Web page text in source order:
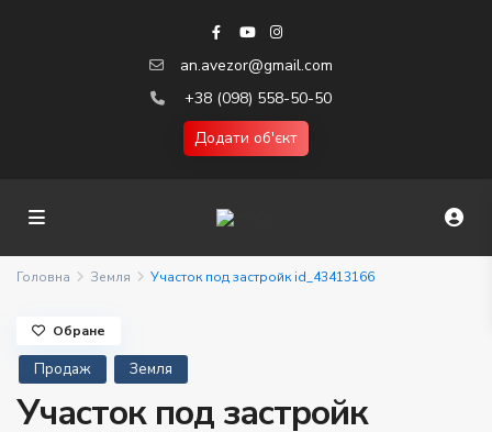
an.avezor@gmail.com
+38 (098) 558-50-50
Додати об'єкт
Головна Земля Участок под застройк id_43413166
Продаж Земля
Участок под застройк
Обране